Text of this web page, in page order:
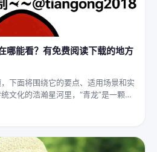
哪能看？有免费阅读下载的地方
下面将围绕它的要点、适用场景和实
文化的浩瀚星河里，“青龙”是一颗璀
雀、玄武并称“四灵”，雄踞东方，是